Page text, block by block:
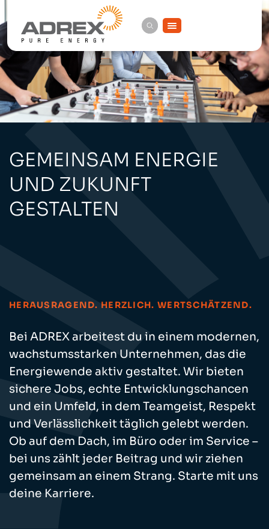
springen
GEMEINSAM ENERGIE
UND ZUKUNFT
GESTALTEN
HERAUSRAGEND. HERZLICH. WERTSCHÄTZEND.
Bei ADREX arbeitest du in einem modernen,
wachstumsstarken Unternehmen, das die
Energiewende aktiv gestaltet. Wir bieten
sichere Jobs, echte Entwicklungschancen
und ein Umfeld, in dem Teamgeist, Respekt
und Verlässlichkeit täglich gelebt werden.
Ob auf dem Dach, im Büro oder im Service –
bei uns zählt jeder Beitrag und wir ziehen
gemeinsam an einem Strang. Starte mit uns
deine Karriere.